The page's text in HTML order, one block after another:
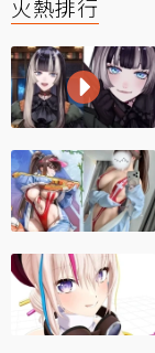
火熱排行